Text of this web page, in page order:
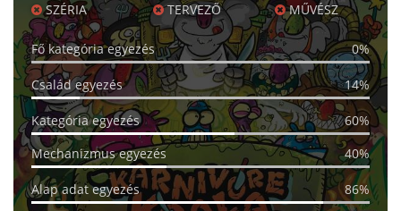
SZÉRIA TERVEZŐ MŰVÉSZ
Fő kategória egyezés 0%
Család egyezés 14%
Kategória egyezés
60%
Mechanizmus egyezés
40%
Alap adat egyezés 86%